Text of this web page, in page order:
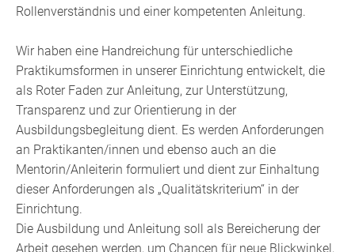
Rollenverständnis und einer kompetenten Anleitung.
Wir haben eine Handreichung für unterschiedliche
Praktikumsformen in unserer Einrichtung entwickelt, die
als Roter Faden zur Anleitung, zur Unterstützung,
Transparenz und zur Orientierung in der
Ausbildungsbegleitung dient. Es werden Anforderungen
an Praktikanten/innen und ebenso auch an die
Mentorin/Anleiterin formuliert und dient zur Einhaltung
dieser Anforderungen als „Qualitätskriterium“ in der
Einrichtung.
Die Ausbildung und Anleitung soll als Bereicherung der
Arbeit gesehen werden, um Chancen für neue Blickwinkel,